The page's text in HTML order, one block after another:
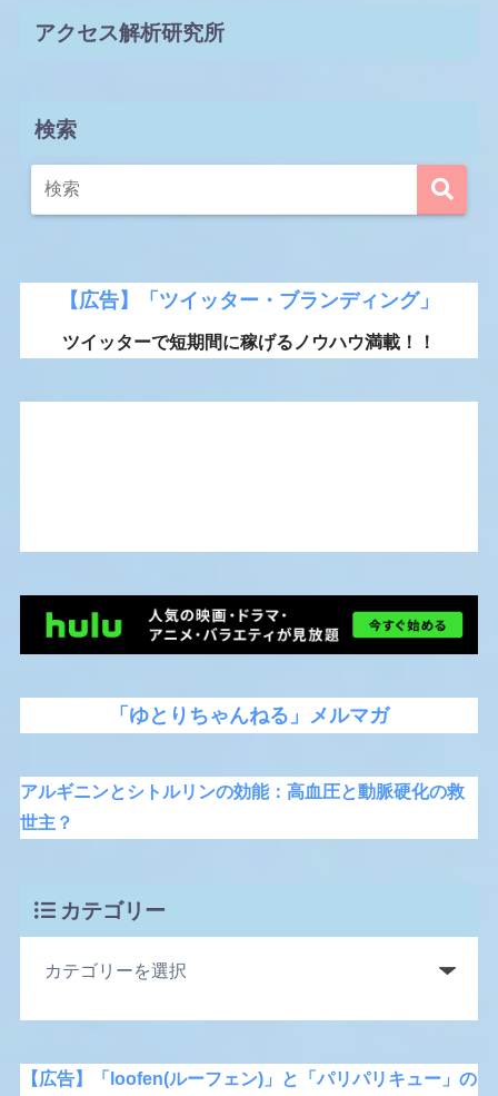
アクセス解析研究所
検索
【広告】「ツイッター・ブランディング」
ツイッターで短期間に稼げるノウハウ満載！！
「ゆとりちゃんねる」メルマガ
アルギニンとシトルリンの効能：高血圧と動脈硬化の救
世主？
カテゴリー
【広告】「loofen(ルーフェン)」と「パリパリキュー」の